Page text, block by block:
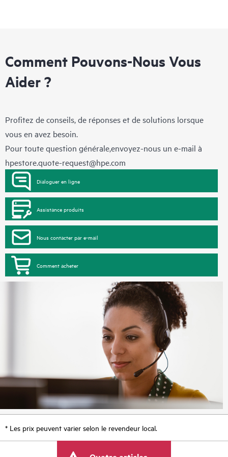
Comment Pouvons-Nous Vous
Aider ?
Profitez de conseils, de réponses et de solutions lorsque
vous en avez besoin.
Pour toute question générale,envoyez-nous un e-mail à
hpestore.quote-request@hpe.com
Dialoguer en ligne
Assistance produits
Nous contacter par e-mail
Comment acheter
* Les prix peuvent varier selon le revendeur local.